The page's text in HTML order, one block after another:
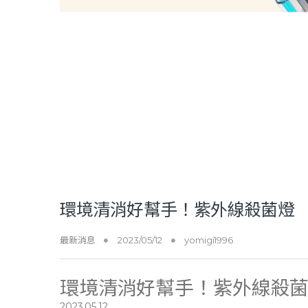
環境清消好幫手！紫外線殺菌燈
最新消息 2023/05/12 yomigi1996
環境清消好幫手！紫外線殺